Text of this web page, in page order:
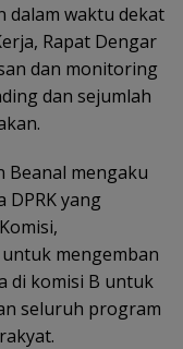
dalam waktu dekat
Rapat Dengar
dan monitoring
dan sejumlah
Beanal mengaku
DPRK yang
mengemban
di komisi B untuk
seluruh program